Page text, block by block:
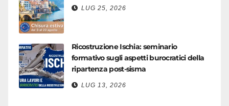
LUG 25, 2026
Ricostruzione Ischia: seminario
formativo sugli aspetti burocratici della
ripartenza post-sisma
LUG 13, 2026